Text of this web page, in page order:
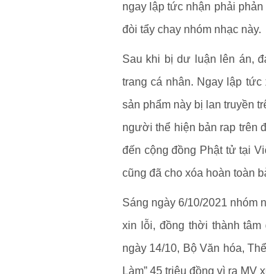
ngay lập tức nhận phải
đòi tẩy chay nhóm nhạc này.
Sau khi bị dư luận lên án,
trang cá nhân. Ngay lập tức
sản phẩm này bị lan truyền
người thể hiện bản rap trên
đến cộng đồng Phật tử tại
cũng đã cho xóa hoàn toàn
Sáng ngày 6/10/2021 nhóm
xin lỗi, đồng thời thành
ngày 14/10, Bộ Văn hóa,
Làm” 45 triệu đồng vì ra MV